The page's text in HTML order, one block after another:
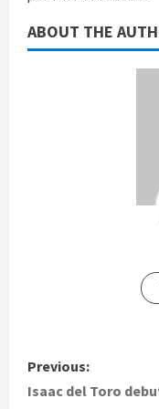
ABOUT THE
P
o
Previous:
Isaac del Toro